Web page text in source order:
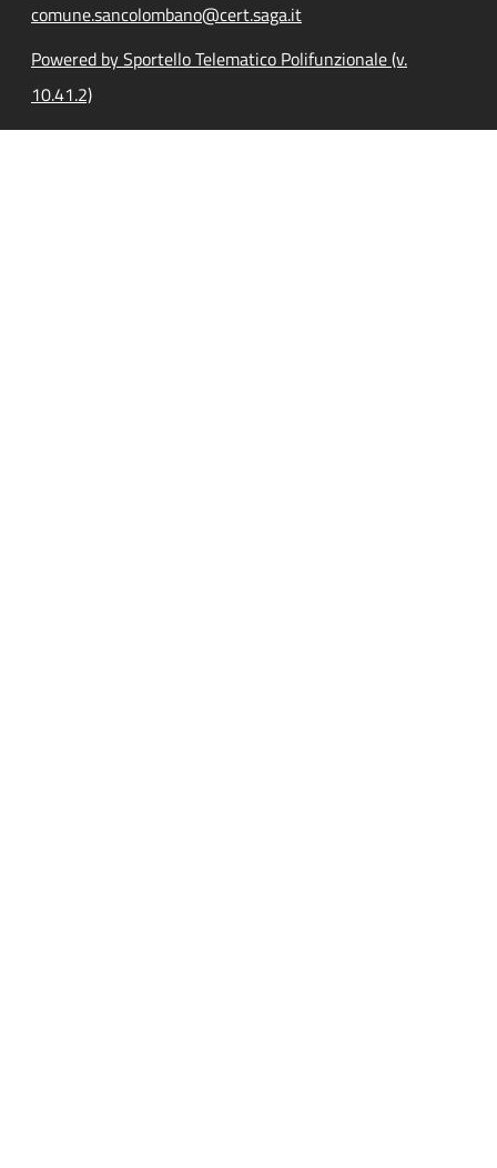
comune.sancolombano@cert.saga.it
Powered by Sportello Telematico Polifunzionale (v.
10.41.2)